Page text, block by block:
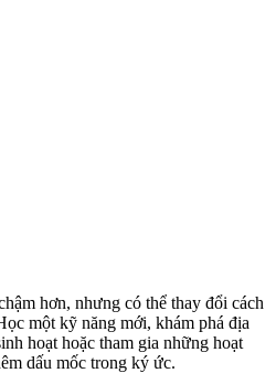
hơn, nhưng có thể thay đổi cách
một kỹ năng mới, khám phá địa
hoạt hoặc tham gia những hoạt
dấu mốc trong ký ức.